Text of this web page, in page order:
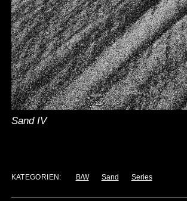
twitterrss emailflickr
Sand IV
KATEGORIEN: B/W Sand Series